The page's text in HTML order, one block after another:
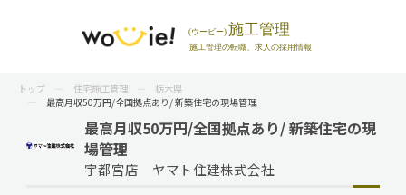
トップ 住宅施工管理
栃木県
最高月収50万円/全国拠点あり/ 新築住宅の現場管理
最高月収50万円/全国拠点あり/ 新築住宅の現
場管理
宇都宮店 ヤマト住建株式会社